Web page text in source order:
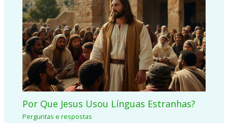
Por Que Jesus Usou Línguas Estranhas?
Perguntas e respostas